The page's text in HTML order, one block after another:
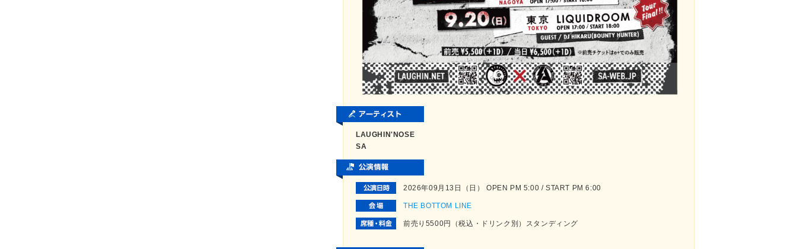
LAUGHIN'NOSE
SA
2026年09月13日（日） OPEN PM 5:00 / START PM 6:00
THE BOTTOM LINE
前売り5500円（税込・ドリンク別）スタンディング